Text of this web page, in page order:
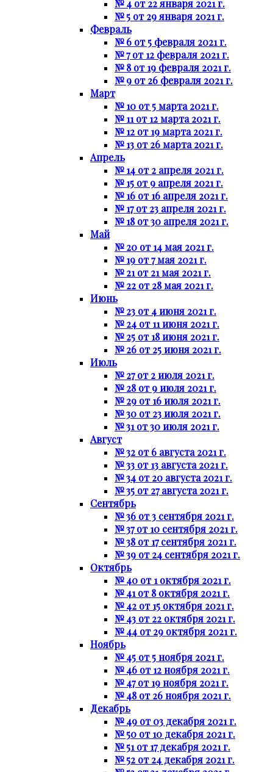
№ 4 от 22 января 2021 г.
№ 5 от 29 января 2021 г.
Февраль
№ 6 от 5 февраля 2021 г.
№ 7 от 12 февраля 2021 г.
№ 8 от 19 февраля 2021 г.
№ 9 от 26 февраля 2021 г.
Март
№ 10 от 5 марта 2021 г.
№ 11 от 12 марта 2021 г.
№ 12 от 19 марта 2021 г.
№ 13 от 26 марта 2021 г.
Апрель
№ 14 от 2 апреля 2021 г.
№ 15 от 9 апреля 2021 г.
№ 16 от 16 апреля 2021 г.
№ 17 от 23 апреля 2021 г.
№ 18 от 30 апреля 2021 г.
Май
№ 20 от 14 мая 2021 г.
№ 19 от 7 мая 2021 г.
№ 21 от 21 мая 2021 г.
№ 22 от 28 мая 2021 г.
Июнь
№ 23 от 4 июня 2021 г.
№ 24 от 11 июня 2021 г.
№ 25 от 18 июня 2021 г.
№ 26 от 25 июня 2021 г.
Июль
№ 27 от 2 июля 2021 г.
№ 28 от 9 июля 2021 г.
№ 29 от 16 июля 2021 г.
№ 30 от 23 июля 2021 г.
№ 31 от 30 июля 2021 г.
Август
№ 32 от 6 августа 2021 г.
№ 33 от 13 августа 2021 г.
№ 34 от 20 августа 2021 г.
№ 35 от 27 августа 2021 г.
Сентябрь
№ 36 от 3 сентября 2021 г.
№ 37 от 10 сентября 2021 г.
№ 38 от 17 сентября 2021 г.
№ 39 от 24 сентября 2021 г.
Октябрь
№ 40 от 1 октября 2021 г.
№ 41 от 8 октября 2021 г.
№ 42 от 15 октября 2021 г.
№ 43 от 22 октября 2021 г.
№ 44 от 29 октября 2021 г.
Ноябрь
№ 45 от 5 ноября 2021 г.
№ 46 от 12 ноября 2021 г.
№ 47 от 19 ноября 2021 г.
№ 48 от 26 ноября 2021 г.
Декабрь
№ 49 от 03 декабря 2021 г.
№ 50 от 10 декабря 2021 г.
№ 51 от 17 декабря 2021 г.
№ 52 от 24 декабря 2021 г.